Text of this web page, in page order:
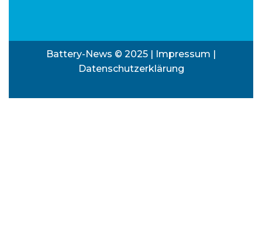
Battery-News © 2025 | Impressum |
Datenschutzerklärung